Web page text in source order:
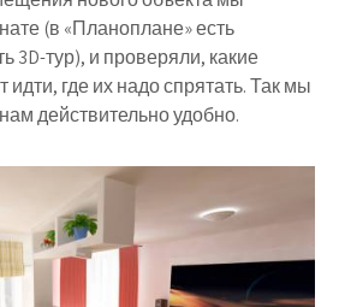
(в «Планоплане»есть
3D-тур), и проверяли, какие
идти, где их надо спрятать. Так мы
действительно удобно.